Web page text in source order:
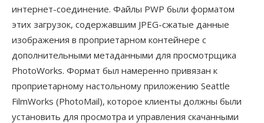
интернет-соединение. Файлы PWP были форматом
этих загрузок, содержавшим JPEG-сжатые данные
изображения в проприетарном контейнере с
дополнительными метаданными для просмотрщика
PhotoWorks. Формат был намеренно привязан к
проприетарному настольному приложению Seattle
FilmWorks (PhotoMail), которое клиенты должны были
установить для просмотра и управления скачанными